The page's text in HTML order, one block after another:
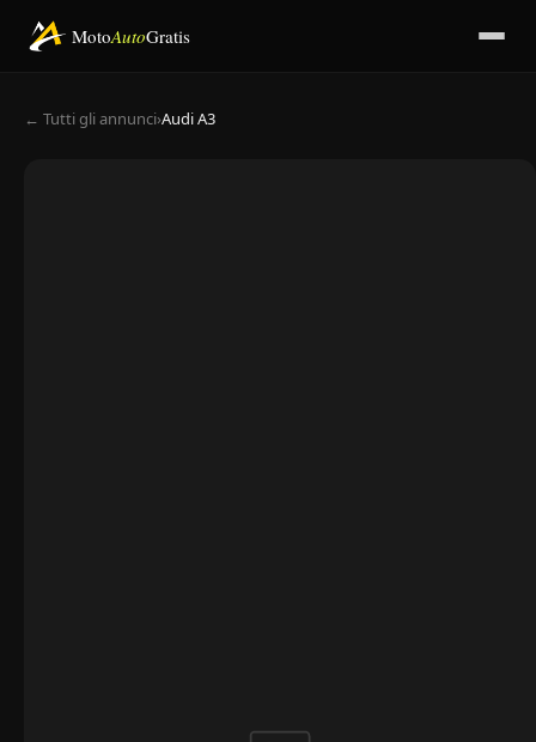
MotoAutoGratis
← Tutti gli annunci›Audi A3